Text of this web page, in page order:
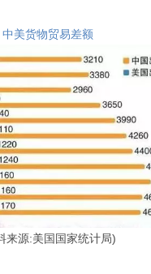
中美货物贸易差额
来源:美国国家统计局)